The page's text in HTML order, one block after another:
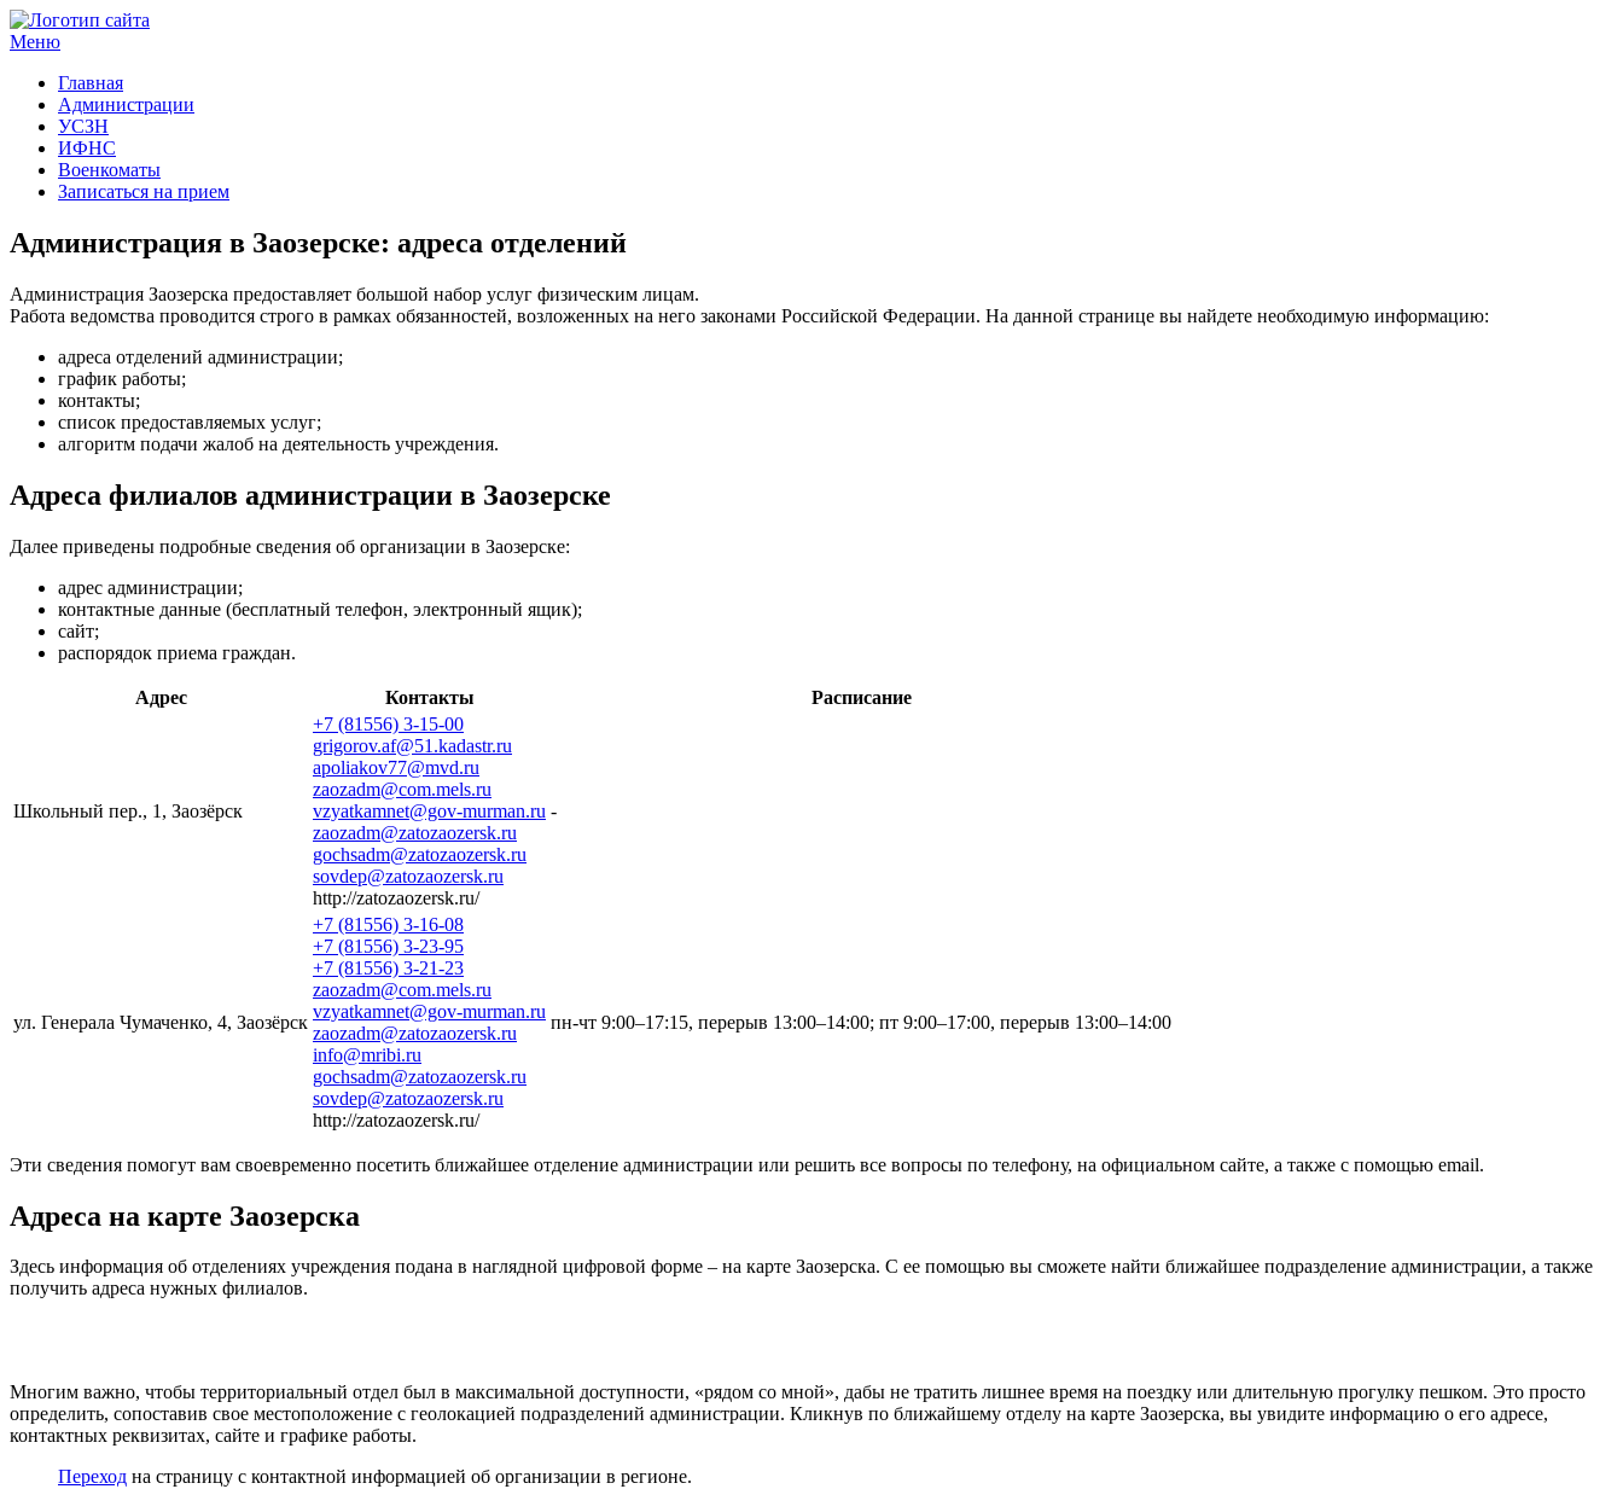
Меню
Главная
Администрации
УСЗН
ИФНС
Военкоматы
Записаться на прием
Администрация в Заозерске: адреса отделений
Администрация Заозерска предоставляет большой набор услуг физическим лицам.
Работа ведомства проводится строго в рамках обязанностей, возложенных на него законами Российской Федерации. На данной странице вы найдете необходимую информацию:
адреса отделений администрации;
график работы;
контакты;
список предоставляемых услуг;
алгоритм подачи жалоб на деятельность учреждения.
Адреса филиалов администрации в Заозерске
Далее приведены подробные сведения об организации в Заозерске:
адрес администрации;
контактные данные (бесплатный телефон, электронный ящик);
сайт;
распорядок приема граждан.
Адрес Контакты Расписание
Школьный пер., 1, Заозёрск
+7 (81556) 3-15-00
grigorov.af@51.kadastr.ru
apoliakov77@mvd.ru
zaozadm@com.mels.ru
vzyatkamnet@gov-murman.ru
zaozadm@zatozaozersk.ru
gochsadm@zatozaozersk.ru
sovdep@zatozaozersk.ru
http://zatozaozersk.ru/
-
ул. Генерала Чумаченко, 4, Заозёрск
+7 (81556) 3-16-08
+7 (81556) 3-23-95
+7 (81556) 3-21-23
zaozadm@com.mels.ru
vzyatkamnet@gov-murman.ru
zaozadm@zatozaozersk.ru
info@mribi.ru
gochsadm@zatozaozersk.ru
sovdep@zatozaozersk.ru
http://zatozaozersk.ru/
пн-чт 9:00–17:15, перерыв 13:00–14:00; пт 9:00–17:00, перерыв 13:00–14:00
Эти сведения помогут вам своевременно посетить ближайшее отделение администрации или решить все вопросы по телефону, на официальном сайте, а также с помощью email.
Адреса на карте Заозерска
Здесь информация об отделениях учреждения подана в наглядной цифровой форме – на карте Заозерска. С ее помощью вы сможете найти ближайшее подразделение администрации, а также
получить адреса нужных филиалов.
Многим важно, чтобы территориальный отдел был в максимальной доступности, «рядом со мной», дабы не тратить лишнее время на поездку или длительную прогулку пешком. Это просто
определить, сопоставив свое местоположение с геолокацией подразделений администрации. Кликнув по ближайшему отделу на карте Заозерска, вы увидите информацию о его адресе,
контактных реквизитах, сайте и графике работы.
Переход на страницу с контактной информацией об организации в регионе.